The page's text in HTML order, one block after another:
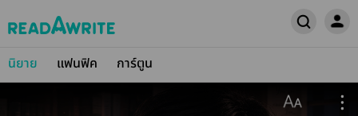
นิยาย แฟนฟิค การ์ตูน